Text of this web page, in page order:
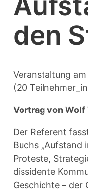
den
Veranstaltung
(20
Vortrag von Wolf
Der Referent
Buchs „Aufstand
Proteste,
dissidente
Geschichte – der